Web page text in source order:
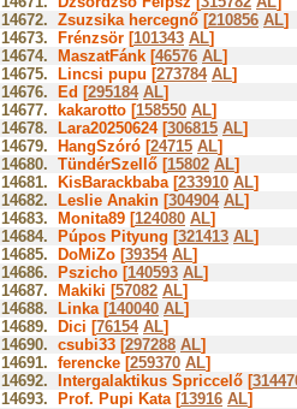
14672. Zsuzsika hercegnő [210856 AL]
14673.
Frénzsör [101343 AL]
14674.
MaszatFánk [46576 AL]
14675.
Lincsi pupu [273784 AL]
14676.
Ed [295184 AL]
14677.
kakarotto [158550 AL]
14678.
Lara20250624 [306815 AL]
14679.
HangSzóró [24715 AL]
14680. TündérSzellő [15802 AL]
14681.
KisBarackbaba [233910 AL]
14682.
Leslie Anakin [304904 AL]
14683.
Monita89 [124080 AL]
14684.
Púpos Pityung [321413 AL]
14685.
DoMiZo [39354 AL]
14686.
Pszicho [140593 AL]
14687.
Makiki [57082 AL]
14688.
Linka [140040 AL]
14689.
Dici [76154 AL]
14690. csubi33 [297288 AL]
14691. ferencke [259370 AL]
14692.
Intergalaktikus Spriccelő [
14693.
Prof. Pupi Kata [13916 AL]